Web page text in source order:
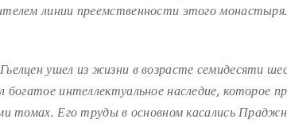
линии преемственности этого монастыря.
ушел из жизни в возрасте семидесяти
богатое интеллектуальное наследие, которое
томах. Его труды в основном касались